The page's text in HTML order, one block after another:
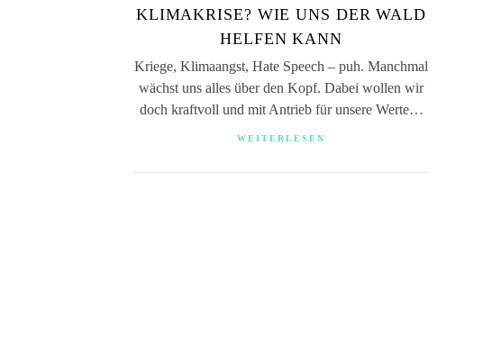
KLIMAKRISE? WIE UNS DER WALD
HELFEN KANN
Kriege, Klimaangst, Hate Speech – puh. Manchmal
wächst uns alles über den Kopf. Dabei wollen wir
doch kraftvoll und mit Antrieb für unsere Werte…
WEITERLESEN